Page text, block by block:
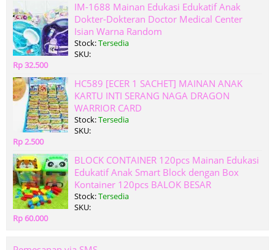
IM-1688 Mainan Edukasi Edukatif Anak
Dokter-Dokteran Doctor Medical Center
Isian Warna Random
Stock:Tersedia
SKU:
Rp 32.500
HC589 [ECER 1 SACHET] MAINAN ANAK
KARTU INTI SERANG NAGA DRAGON
WARRIOR CARD
Stock:Tersedia
SKU:
Rp 2.500
BLOCK CONTAINER 120pcs Mainan Edukasi
Edukatif Anak Smart Block dengan Box
Kontainer 120pcs BALOK BESAR
Stock:Tersedia
SKU:
Rp 60.000